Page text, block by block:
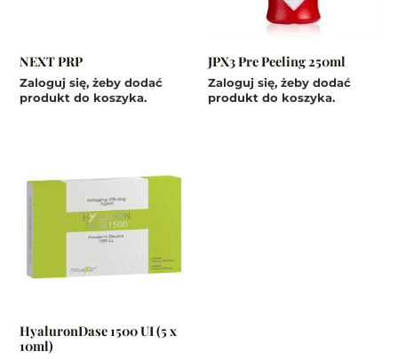
NEXT PRP
Zaloguj się, żeby dodać
produkt do koszyka.
JPX3 Pre Peeling 250ml
Zaloguj się, żeby dodać
produkt do koszyka.
HyaluronDase 1500 UI (5 x
10ml)